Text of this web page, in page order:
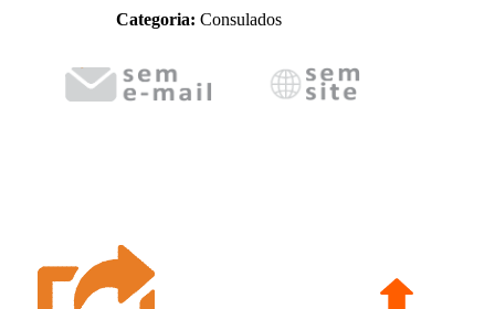
Categoria: Consulados